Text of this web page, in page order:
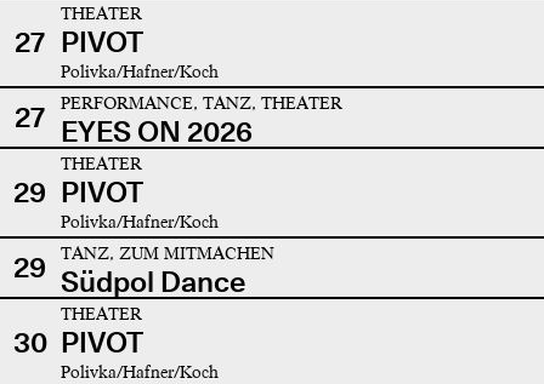
27
THEATER
PIVOT
Polivka/Hafner/Koch
27 PERFORMANCE, TANZ, THEATER
EYES ON 2026
29
THEATER
PIVOT
Polivka/Hafner/Koch
29 TANZ, ZUM MITMACHEN
Südpol Dance
30
THEATER
PIVOT
Polivka/Hafner/Koch